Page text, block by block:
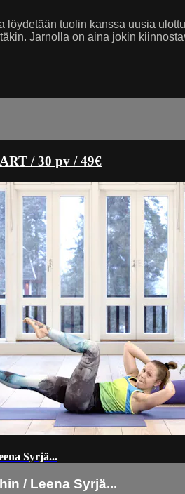
löydetään tuolin kanssa uusia
Jarnolla on aina jokin
/ 30 pv / 49€
Syrjä...
/ Leena Syrjä...